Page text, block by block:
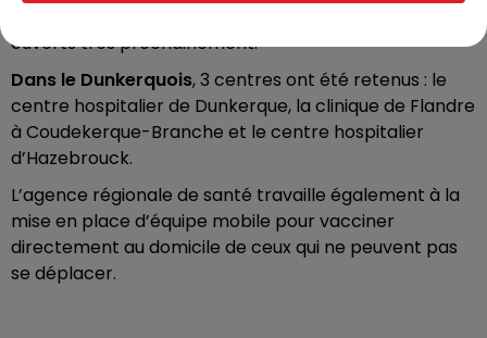
ouverts très prochainement.
Dans le Dunkerquois, 3 centres ont été retenus : le
centre hospitalier de Dunkerque, la clinique de Flandre
à Coudekerque-Branche et le centre hospitalier
d’Hazebrouck.
L’agence régionale de santé travaille également à la
mise en place d’équipe mobile pour vacciner
directement au domicile de ceux qui ne peuvent pas
se déplacer.